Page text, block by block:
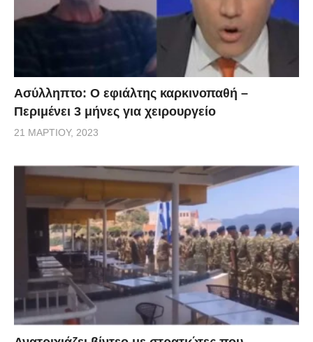
Ασύλληπτο: Ο εφιάλτης καρκινοπαθή –
Περιμένει 3 μήνες για χειρουργείο
21 ΜΑΡΤΊΟΥ, 2023